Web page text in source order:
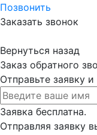
Позвонить
Заказать звонок
Вернуться назад
Заказ обратного
Отправьте заявку
Заявка бесплатна.
Отправляя заявку